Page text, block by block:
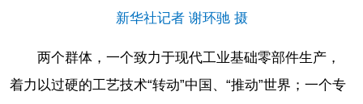
新华社记者 谢环驰 摄
两个群体，一个致力于现代工业基础零部件生产，
着力以过硬的工艺技术“转动”中国、“推动”世界；一个专